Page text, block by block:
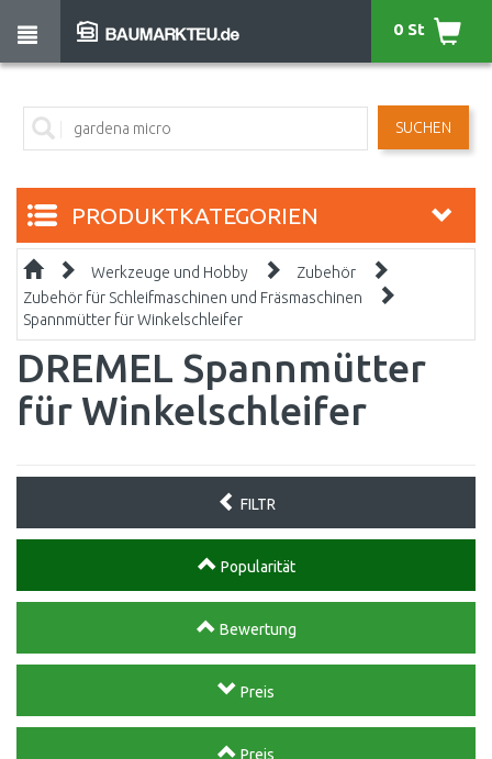
SUCHEN
0 St
PRODUKTKATEGORIEN
Werkzeuge und Hobby
Zubehör
Zubehör für Schleifmaschinen und Fräsmaschinen
Spannmütter für Winkelschleifer
DREMEL Spannmütter
für Winkelschleifer
FILTR
Popularität
Bewertung
Preis
Preis